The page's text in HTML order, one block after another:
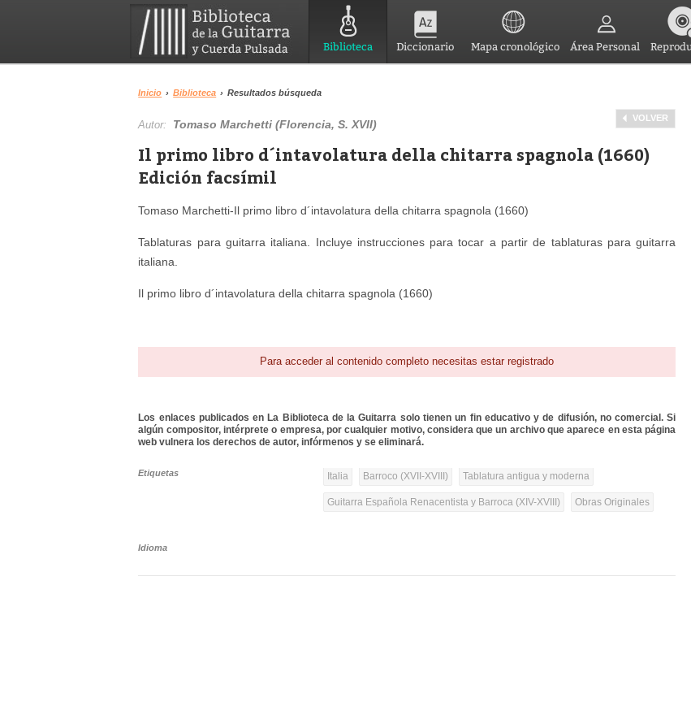
Biblioteca Diccionario Mapa cronológico Área Personal
Inicio › Biblioteca › Resultados búsqueda
VOLVER
Autor: Tomaso Marchetti (Florencia, S. XVII)
Il primo libro d´intavolatura della chitarra spagnola (1660)
Edición facsímil
Tomaso Marchetti-Il primo libro d´intavolatura della chitarra spagnola (1660)
Tablaturas para guitarra italiana. Incluye instrucciones para tocar a partir de tablaturas para guitarra
italiana.
Il primo libro d´intavolatura della chitarra spagnola (1660)
Para acceder al contenido completo necesitas estar registrado
Los enlaces publicados en La Biblioteca de la Guitarra solo tienen un fin educativo y de difusión, no comercial. Si
algún compositor, intérprete o empresa, por cualquier motivo, considera que un archivo que aparece en esta página
web vulnera los derechos de autor, infórmenos y se eliminará.
Etiquetas Italia Barroco (XVII-XVIII) Tablatura antigua y moderna
Guitarra Española Renacentista y Barroca (XIV-XVIII) Obras Originales
Idioma